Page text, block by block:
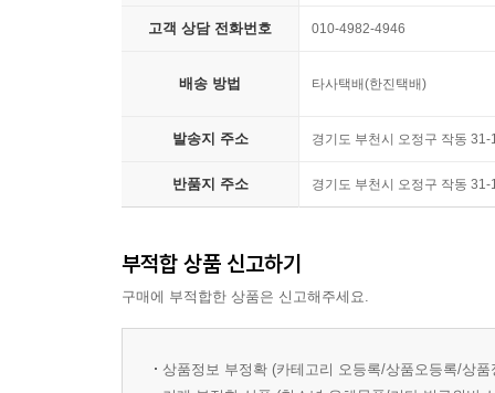
고객 상담 전화번호 010-4982-4946
배송 방법 타사택배(한진택배)
발송지 주소 경기도 부천시 오정구 작동
반품지 주소 경기도 부천시 오정구 작동
부적합 상품 신고하기
구매에 부적합한 상품은 신고해주세요.
상품정보 부정확 (카테고리 오등록/상품오등록/상